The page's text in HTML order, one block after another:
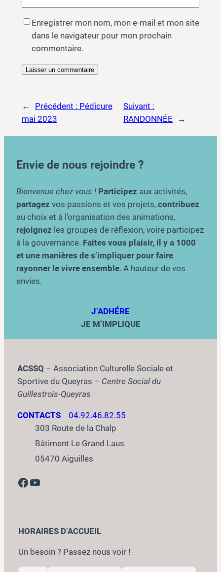
Enregistrer mon nom, mon e-mail et mon site
dans le navigateur pour mon prochain
commentaire.
← Précédent : Pédicure
mai 2023
Suivant :
RANDONNÉE
→
Envie de nous rejoindre ?
Bienvenue chez vous ! Participez aux activités,
partagez vos passions et vos projets, contribuez
au choix et à l’organisation des animations,
rejoignez les groupes de réflexion, voire participez
à la gouvernance. Faites vous plaisir, il y a 1000
et une manières de s’impliquer pour faire
rayonner le vivre ensemble. A hauteur de vos
envies.
J’ADHÉRE
JE M’IMPLIQUE
ACSSQ – Association Culturelle Sociale et
Sportive du Queyras – Centre Social du
Guillestrois-Queyras
CONTACTS
04.92.46.82.55
303 Route de la Chalp
Bâtiment Le Grand Laus
05470 Aiguilles
Facebook YouTube
HORAIRES D’ACCUEIL
Un besoin ? Passez nous voir !